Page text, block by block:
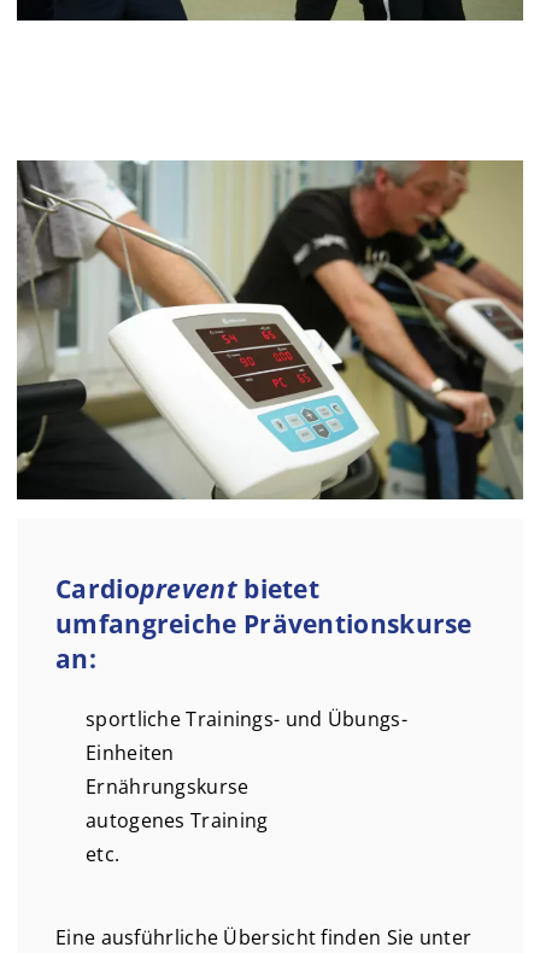
Cardiopreventbietet
umfangreiche Präventionskurse
an:
sportliche Trainings- und Übungs-
Einheiten
Ernährungskurse
autogenes Training
etc.
Eine ausführliche Übersicht finden Sie unter